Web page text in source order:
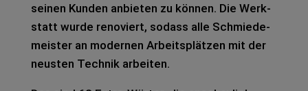
sei­nen Kun­den anbie­ten zu kön­nen. Die Werk­
statt wurde reno­viert, sodass alle Schmie­de­
meis­ter an moder­nen Arbeits­plät­zen mit der
neus­ten Tech­nik arbei­ten.